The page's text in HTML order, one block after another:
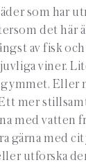
som har
det här
av fisk
viner.
Eller
mer
med vatten
gärna med
utforska